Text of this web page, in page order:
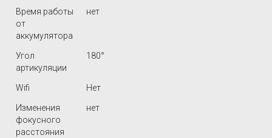
Время работы
от
аккумулятора
нет
Угол
артикуляции
180°
Wifi Нет
Изменения
фокусного
расстояния
нет